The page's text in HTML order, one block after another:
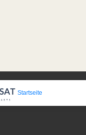
Startseite